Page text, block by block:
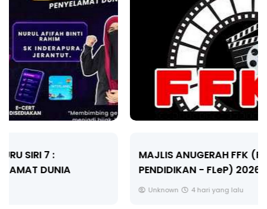
MAJLIS ANUGERAH FFK (FESTIVAL LENSA
PENDIDIKAN - FLeP) 2026